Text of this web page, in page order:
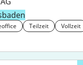
Teilzeit Vollzeit